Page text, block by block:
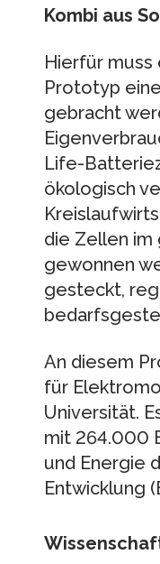
Kombi aus
Hierfür
Prototyp
gebracht
Life-
ökologisch
die Zellen
gewonnen
gesteckt,
An diesem
für
Universität.
mit 264.000
und Energie
Entwicklung